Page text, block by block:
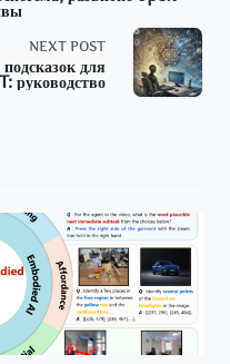
NEXT POST
для
руководство